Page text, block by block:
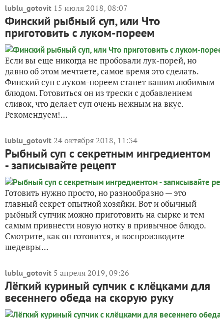
lublu_gotovit 15 июля 2018, 08:07
Финский рыбный суп, или Что
приготовить с луком-пореем
Если вы еще никогда не пробовали лук-порей, но
давно об этом мечтаете, самое время это сделать.
Финский суп с луком-пореем станет вашим любимым
блюдом. Готовиться он из трески с добавлением
сливок, что делает суп очень нежным на вкус.
Рекомендуем!...
lublu_gotovit 24 октября 2018, 11:34
Рыбный суп с секретным ингредиентом
- записывайте рецепт
Готовить нужно просто, но разнообразно — это
главный секрет опытной хозяйки. Вот и обычный
рыбный супчик можно приготовить на сырке и тем
самым привнести новую нотку в привычное блюдо.
Смотрите, как он готовится, и воспроизводите
шедевры...
lublu_gotovit 5 апреля 2019, 09:26
Лёгкий куриный супчик с клёцками для
весеннего обеда на скорую руку